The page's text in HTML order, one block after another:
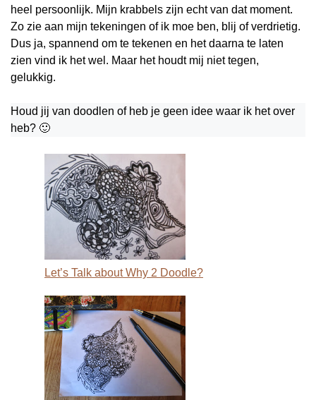
heel persoonlijk. Mijn krabbels zijn echt van dat moment.
Zo zie aan mijn tekeningen of ik moe ben, blij of verdrietig.
Dus ja, spannend om te tekenen en het daarna te laten
zien vind ik het wel. Maar het houdt mij niet tegen,
gelukkig.
Houd jij van doodlen of heb je geen idee waar ik het over
heb? 🙂
Let’s Talk about Why 2 Doodle?